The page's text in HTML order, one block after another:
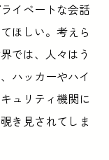
イベートな会話
ほしい。考えら
では、人々はう
ハッカーやハイ
ュリティ機関に
き見されてしま